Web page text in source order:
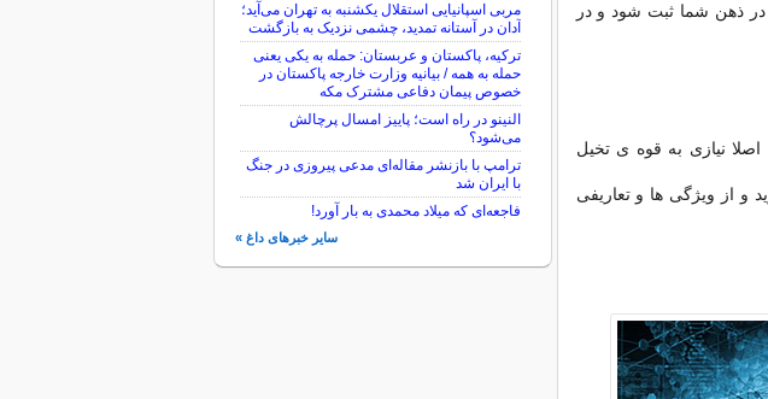
ذهن شما ثبت شود و در
نیازی به قوه ی تخیل
و از ویژگی ها و تعاریفی
مربی اسپانیایی استقلال یکشنبه به تهران می‌آید؛
آدان در آستانه تمدید، چشمی نزدیک به بازگشت
ترکیه، پاکستان و عربستان: حمله به یکی یعنی
حمله به همه / بیانیه وزارت خارجه پاکستان در
خصوص پیمان دفاعی مشترک مکه
النینو در راه است؛ پاییز امسال پرچالش
می‌شود؟
ترامپ با بازنشر مقاله‌ای مدعی پیروزی در جنگ
با ایران شد
فاجعه‌ای که میلاد محمدی به بار آورد!
سایر خبرهای داغ »